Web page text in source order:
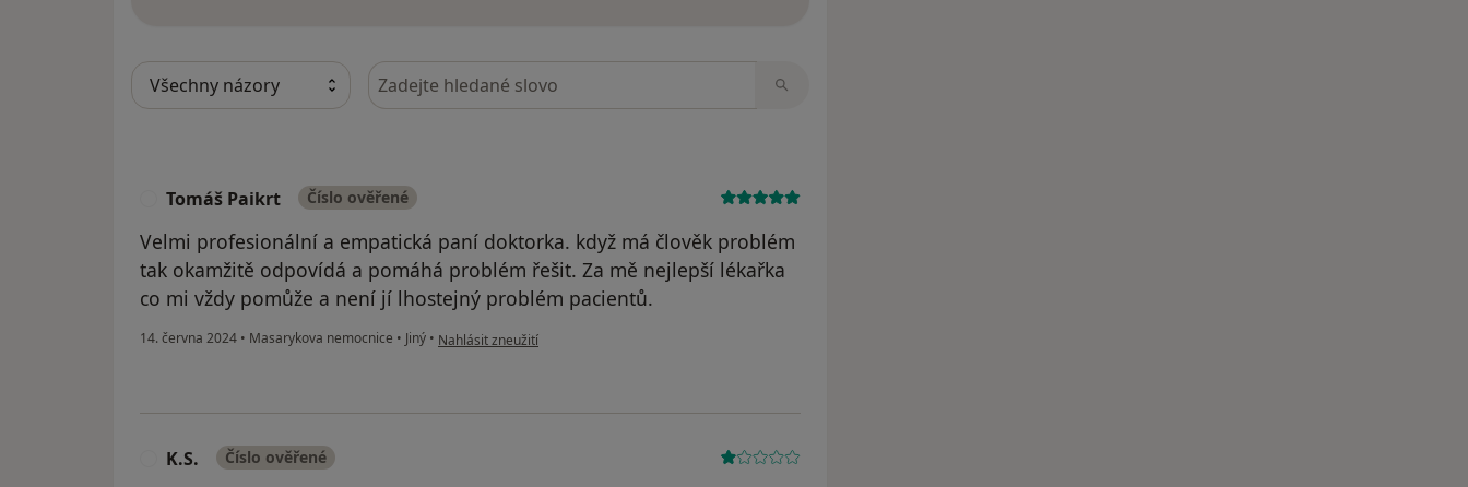
Hledejte v názorech
Tomáš Paikrt Číslo ověřené
Velmi profesionální a empatická paní doktorka. když má člověk problém
tak okamžitě odpovídá a pomáhá problém řešit. Za mě nejlepší lékařka
co mi vždy pomůže a není jí lhostejný problém pacientů.
14. června 2024 • Masarykova nemocnice • Jiný • podle názoru uživatele Tomáš Paikrt
Nahlásit zneužití
K.S. Číslo ověřené